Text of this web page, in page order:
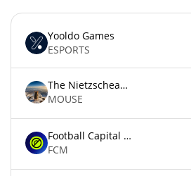
Yooldo Games
ESPORTS
The Nietzschean Mouse
MOUSE
Football Capital Markets
FCM